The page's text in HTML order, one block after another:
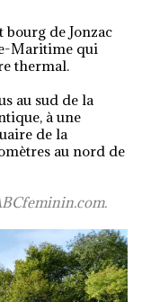
Maritime qui
thermal.
au sud de la
à une
de la
au nord de